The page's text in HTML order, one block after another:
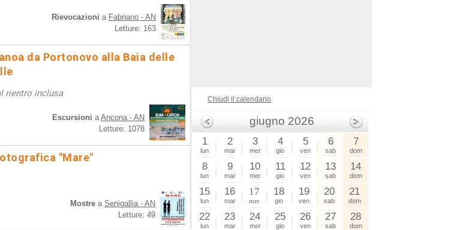
Rievocazioni a Fabriano - AN
Letture: 163
da Portonovo alla Baia delle
rientro inclusa
Escursioni aAncona - AN
Letture: 1078
"Mare"
Mostre a Senigallia - AN
Letture: 49
Chiudi il calendario
giugno 2026
1
lun
2
mar
3
mer
4
gio
5
ven
6
sab
7
dom
8
lun
9
mar
10
mer
11
gio
12
ven
13
sab
14
dom
15
lun
16
mar
17
mer
18
gio
19
ven
20
sab
21
dom
22
lun
23
mar
24
mer
25
gio
26
ven
27
sab
28
dom